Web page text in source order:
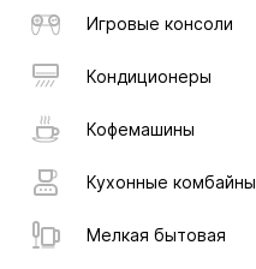
Игровые консоли
Кондиционеры
Кофемашины
Кухонные комбайны
Мелкая бытовая